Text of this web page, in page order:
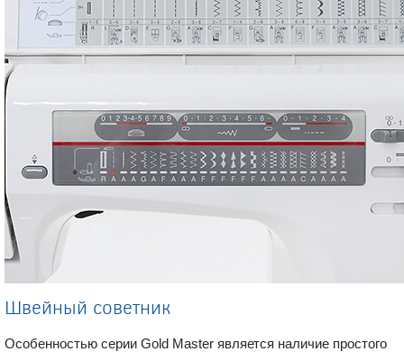
Швейный советник
Особенностью серии Gold Master является наличие простого